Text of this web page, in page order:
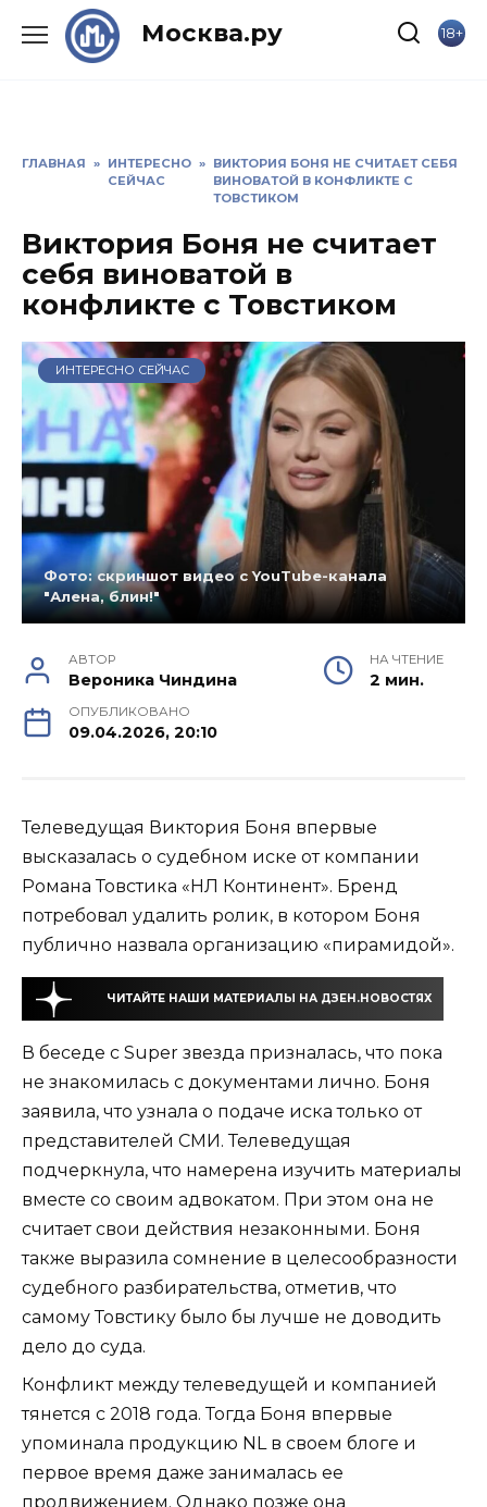
Москва.ру 18+
ГЛАВНАЯ » ИНТЕРЕСНО
СЕЙЧАС
» ВИКТОРИЯ БОНЯ НЕ СЧИТАЕТ СЕБЯ
ВИНОВАТОЙ В КОНФЛИКТЕ С
ТОВСТИКОМ
Виктория Боня не считает
себя виноватой в
конфликте с Товстиком
ИНТЕРЕСНО СЕЙЧАС
Фото: скриншот видео с YouTube-канала
"Алена, блин!"
АВТОР
Вероника Чиндина
НА ЧТЕНИЕ
2 мин.
ОПУБЛИКОВАНО
09.04.2026, 20:10
Телеведущая Виктория Боня впервые
высказалась о судебном иске от компании
Романа Товстика «НЛ Континент». Бренд
потребовал удалить ролик, в котором Боня
публично назвала организацию «пирамидой».
ЧИТАЙТЕ НАШИ МАТЕРИАЛЫ НА ДЗЕН.НОВОСТЯХ
В беседе с Super звезда призналась, что пока
не знакомилась с документами лично. Боня
заявила, что узнала о подаче иска только от
представителей СМИ. Телеведущая
подчеркнула, что намерена изучить материалы
вместе со своим адвокатом. При этом она не
считает свои действия незаконными. Боня
также выразила сомнение в целесообразности
судебного разбирательства, отметив, что
самому Товстику было бы лучше не доводить
дело до суда.
Конфликт между телеведущей и компанией
тянется с 2018 года. Тогда Боня впервые
упоминала продукцию NL в своем блоге и
первое время даже занималась ее
продвижением. Однако позже она